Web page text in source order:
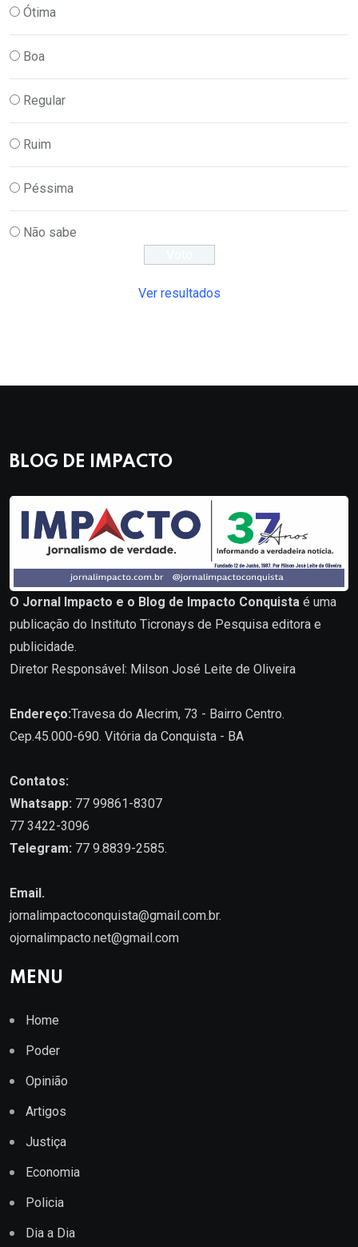
Ótima
Boa
Regular
Ruim
Péssima
Não sabe
Ver resultados
BLOG DE IMPACTO
O Jornal Impacto e o Blog de Impacto Conquista é uma
publicação do Instituto Ticronays de Pesquisa editora e
publicidade.
Diretor Responsável: Milson José Leite de Oliveira
Endereço:Travesa do Alecrim, 73 - Bairro Centro.
Cep.45.000-690. Vitória da Conquista - BA
Contatos:
Whatsapp: 77 99861-8307
77 3422-3096
Telegram: 77 9.8839-2585.
Email.
jornalimpactoconquista@gmail.com.br.
ojornalimpacto.net@gmail.com
MENU
Home
Poder
Opinião
Artigos
Justiça
Economia
Policia
Dia a Dia